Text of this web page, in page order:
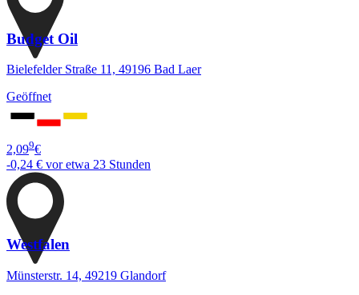
Budget Oil
Bielefelder Straße 11, 49196 Bad Laer
Geöffnet
2,099€
-0,24 € vor etwa 23 Stunden
Westfalen
Münsterstr. 14, 49219 Glandorf